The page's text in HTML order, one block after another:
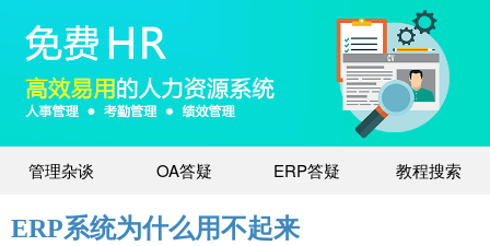
管理杂谈 OA答疑 ERP答疑 教程搜索
ERP系统为什么用不起来